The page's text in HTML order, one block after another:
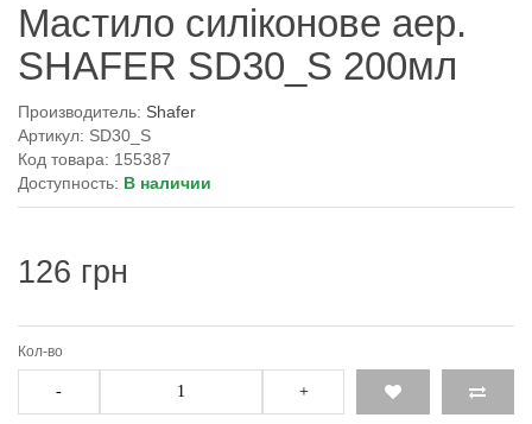
Мастило силіконове аер.
SHAFER SD30_S 200мл
Производитель: Shafer
Артикул: SD30_S
Код товара: 155387
Доступность: В наличии
126 грн
Кол-во
- +